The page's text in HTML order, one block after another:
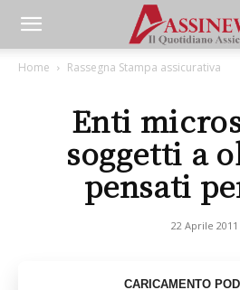
Home Rassegna Stampa assicurativa
Enti
soggetti a
pensati
22 Aprile 2011